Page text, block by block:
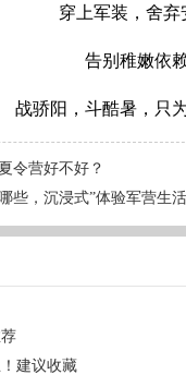
穿上军装，舍弃
告别稚嫩依
战骄阳，斗酷暑，只
令营好不好？
些，沉浸式”体验军营生活
建议收藏